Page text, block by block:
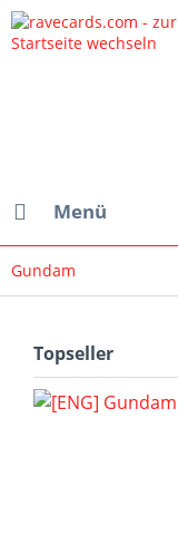
Menü
Gundam
Topseller